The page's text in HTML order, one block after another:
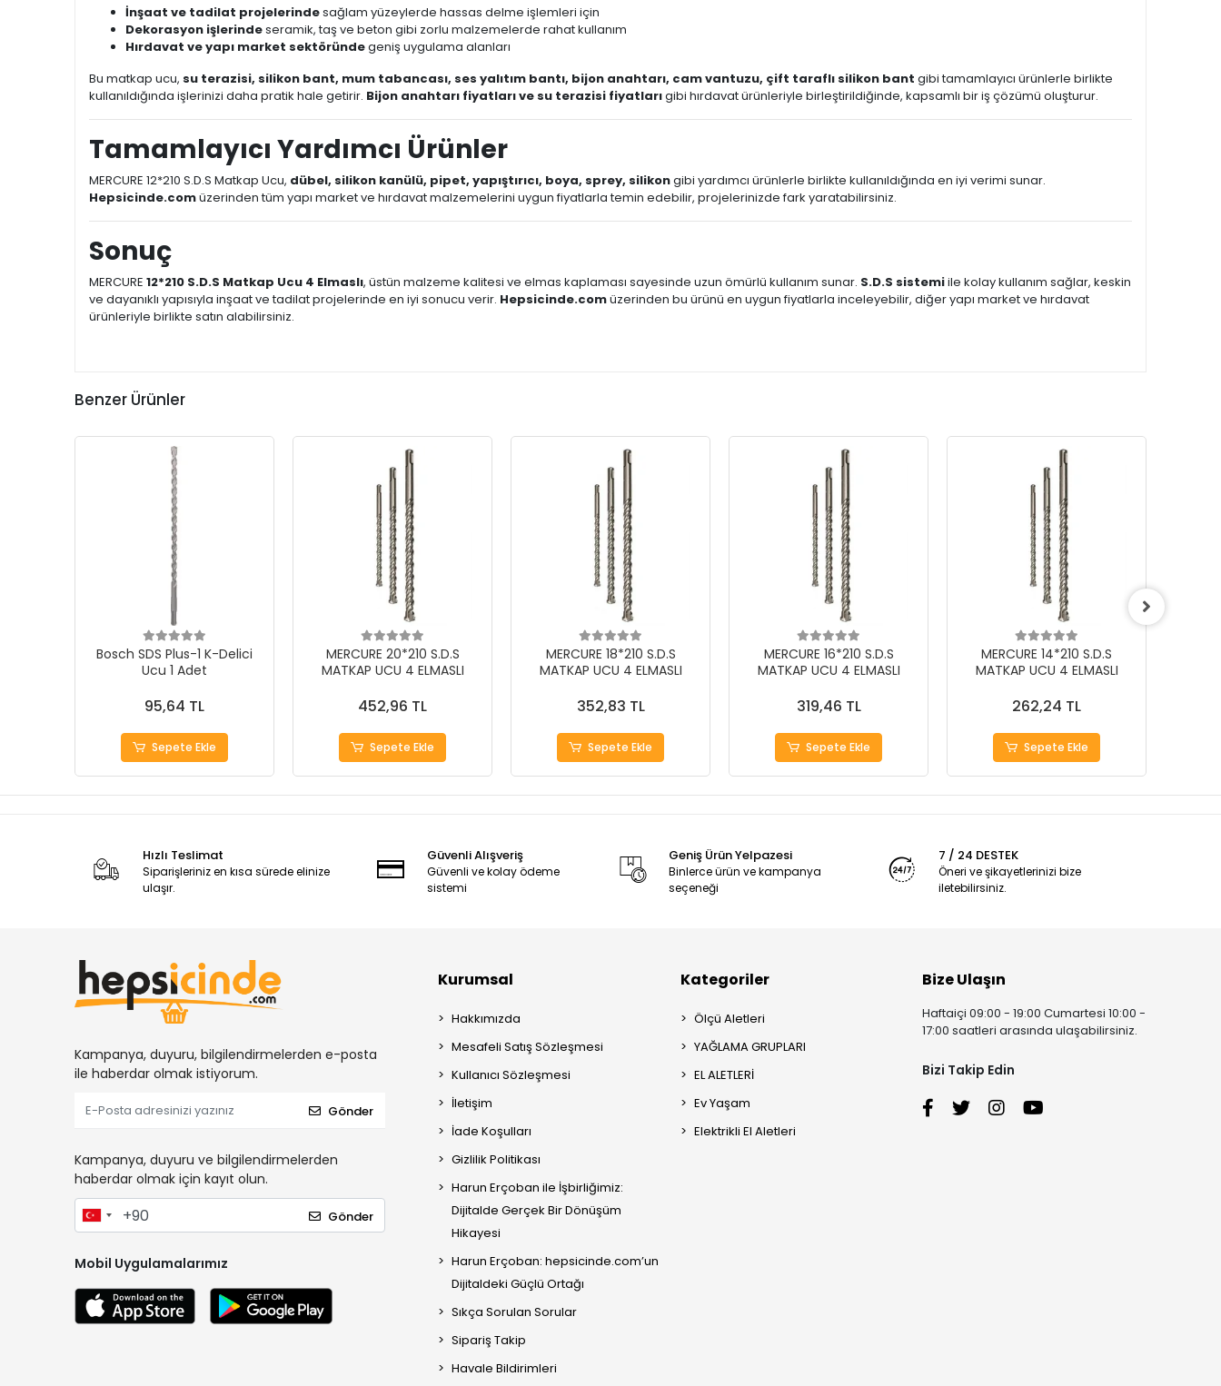
İnşaat ve tadilat projelerindesağlam yüzeylerde hassas delme işlemleri için
Dekorasyon işlerindeseramik, taş ve beton gibi zorlu malzemelerde rahat kullanım
Hırdavat ve yapı market sektöründegeniş uygulama alanları
Bu matkap ucu, su terazisi, silikon bant, mum tabancası, ses yalıtım bantı, bijon anahtarı, cam vantuzu, çift taraflı silikon bant gibi tamamlayıcı ürünlerle birlikte
kullanıldığında işlerinizi daha pratik hale getirir. Bijon anahtarı fiyatları ve su terazisi fiyatlarıgibi hırdavat ürünleriyle birleştirildiğinde, kapsamlı bir iş çözümü oluşturur.
Tamamlayıcı Yardımcı Ürünler
MERCURE 12*210 S.D.S Matkap Ucu, dübel, silikon kanülü, pipet, yapıştırıcı, boya, sprey, silikongibi yardımcı ürünlerle birlikte kullanıldığında en iyi verimi sunar.
Hepsicinde.comüzerinden tüm yapı market ve hırdavat malzemelerini uygun fiyatlarla temin edebilir, projelerinizde fark yaratabilirsiniz.
Sonuç
MERCURE 12*210 S.D.S Matkap Ucu 4 Elmaslı, üstün malzeme kalitesi ve elmas kaplaması sayesinde uzun ömürlü kullanım sunar. S.D.S sistemiile kolay kullanım sağlar, keskin
ve dayanıklı yapısıyla inşaat ve tadilat projelerinde en iyi sonucu verir. Hepsicinde.comüzerinden bu ürünü en uygun fiyatlarla inceleyebilir, diğer yapı market ve hırdavat
ürünleriyle birlikte satın alabilirsiniz.
Benzer Ürünler
Bosch SDS Plus-1 K-Delici
Ucu 1 Adet
95,64 TL
Sepete Ekle
MERCURE 20*210 S.D.S
MATKAP UCU 4 ELMASLI
452,96 TL
Sepete Ekle
MERCURE 18*210 S.D.S
MATKAP UCU 4 ELMASLI
352,83 TL
Sepete Ekle
MERCURE 16*210 S.D.S
MATKAP UCU 4 ELMASLI
319,46 TL
Sepete Ekle
MERCURE 14*210 S.D.S
MATKAP UCU 4 ELMASLI
262,24 TL
Sepete Ekle
Hızlı Teslimat
Siparişleriniz en kısa sürede elinize
ulaşır.
Güvenli Alışveriş
Güvenli ve kolay ödeme
sistemi
Geniş Ürün Yelpazesi
Binlerce ürün ve kampanya
seçeneği
7 / 24 DESTEK
Öneri ve şikayetlerinizi bize
iletebilirsiniz.
Kampanya, duyuru, bilgilendirmelerden e-posta
ile haberdar olmak istiyorum.
Gönder
Kampanya, duyuru ve bilgilendirmelerden
haberdar olmak için kayıt olun.
Gönder
Mobil Uygulamalarımız
Kurumsal
Hakkımızda
Mesafeli Satış Sözleşmesi
Kullanıcı Sözleşmesi
İletişim
İade Koşulları
Gizlilik Politikası
Harun Erçoban ile İşbirliğimiz:
Dijitalde Gerçek Bir Dönüşüm
Hikayesi
Harun Erçoban: hepsicinde.com’un
Dijitaldeki Güçlü Ortağı
Sıkça Sorulan Sorular
Sipariş Takip
Havale Bildirimleri
Kategoriler
Ölçü Aletleri
YAĞLAMA GRUPLARI
EL ALETLERİ
Ev Yaşam
Elektrikli El Aletleri
Bize Ulaşın
Haftaiçi 09:00 - 19:00 Cumartesi 10:00 -
17:00 saatleri arasında ulaşabilirsiniz.
Bizi Takip Edin